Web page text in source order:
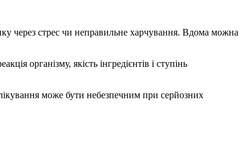
через стрес чи неправильне харчування. Вдома можна
організму, якість інгредієнтів і ступінь
може бути небезпечним при серйозних